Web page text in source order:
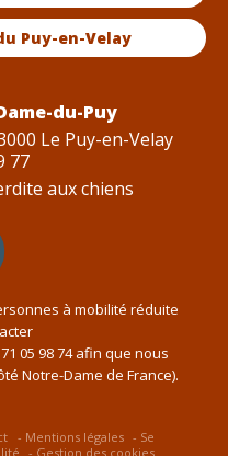
Puy-en-Velay
du-Puy
Le Puy-en-Velay
77
à mobilité réduite
05 98 74afin que nous
Notre-Dame de France).
Mentions légales
Se
Gestion des cookies